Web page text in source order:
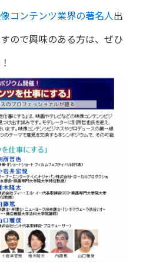
コンテンツ業界の著名人出
ので興味のある方は、ぜひ